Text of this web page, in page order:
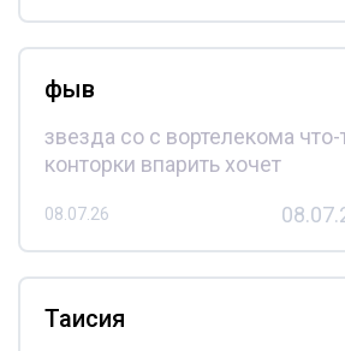
фыв
звезда со с вортелекома что-
конторки впарить хочет
08.07.26
Таисия